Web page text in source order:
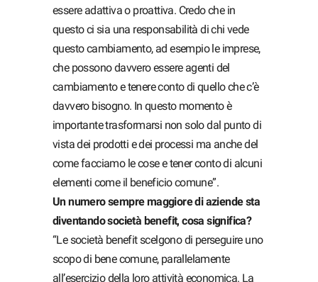
essere adattiva o proattiva. Credo che in
questo ci sia una responsabilità di chi vede
questo cambiamento, ad esempio le imprese,
che possono davvero essere agenti del
cambiamento e tenere conto di quello che c’è
davvero bisogno. In questo momento è
importante trasformarsi non solo dal punto di
vista dei prodotti e dei processi ma anche del
come facciamo le cose e tener conto di alcuni
elementi come il beneficio comune”.
Un numero sempre maggiore di aziende sta
diventando società benefit, cosa significa?
“Le società benefit scelgono di perseguire uno
scopo di bene comune, parallelamente
all’esercizio della loro attività economica. La